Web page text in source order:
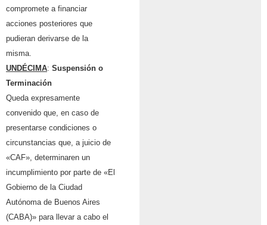
compromete a financiar
acciones posteriores que
pudieran derivarse de la
misma.
UNDÉCIMA: Suspensión o
Terminación
Queda expresamente
convenido que, en caso de
presentarse condiciones o
circunstancias que, a juicio de
«CAF», determinaren un
incumplimiento por parte de «El
Gobierno de la Ciudad
Autónoma de Buenos Aires
(CABA)» para llevar a cabo el